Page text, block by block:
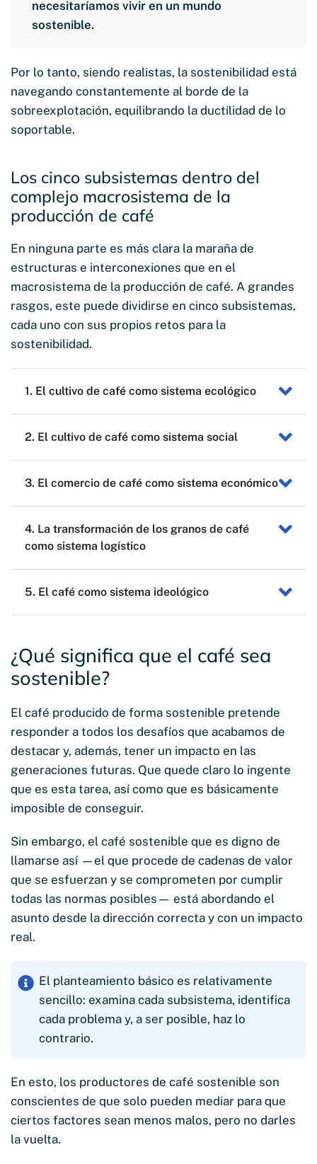
necesitaríamos vivir en un mundo
sostenible.
Por lo tanto, siendo realistas, la sostenibilidad está
navegando constantemente al borde de la
sobreexplotación, equilibrando la ductilidad de lo
soportable.
Los cinco subsistemas dentro del
complejo macrosistema de la
producción de café
En ninguna parte es más clara la maraña de
estructuras e interconexiones que en el
macrosistema de la producción de café. A grandes
rasgos, este puede dividirse en cinco subsistemas,
cada uno con sus propios retos para la
sostenibilidad.
1. El cultivo de café como sistema ecológico
2. El cultivo de café como sistema social
3. El comercio de café como sistema económico
4. La transformación de los granos de café
como sistema logístico
5. El café como sistema ideológico
¿Qué significa que el café sea
sostenible?
El café producido de forma sostenible pretende
responder a todos los desafíos que acabamos de
destacar y, además, tener un impacto en las
generaciones futuras. Que quede claro lo ingente
que es esta tarea, así como que es básicamente
imposible de conseguir.
Sin embargo, el café sostenible que es digno de
llamarse así —el que procede de cadenas de valor
que se esfuerzan y se comprometen por cumplir
todas las normas posibles— está abordando el
asunto desde la dirección correcta y con un impacto
real.
El planteamiento básico es relativamente
sencillo: examina cada subsistema, identifica
cada problema y, a ser posible, haz lo
contrario.
En esto, los productores de café sostenible son
conscientes de que solo pueden mediar para que
ciertos factores sean menos malos, pero no darles
la vuelta.